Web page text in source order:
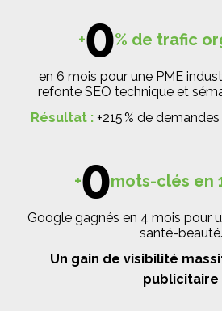
+0% de trafic
en 6 mois pour une PME
refonte SEO technique et
Résultat : +215 % de
+0mots-clés en
Google gagnés en 4 mois pour
santé-beauté.
Un gain de visibilité
publicitaire